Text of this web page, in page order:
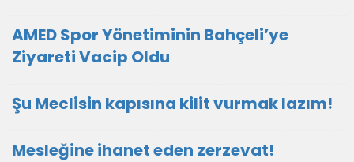
AMED Spor Yönetiminin Bahçeli’ye
Ziyareti Vacip Oldu
Şu Meclisin kapısına kilit vurmak lazım!
Mesleğine ihanet eden zerzevat!